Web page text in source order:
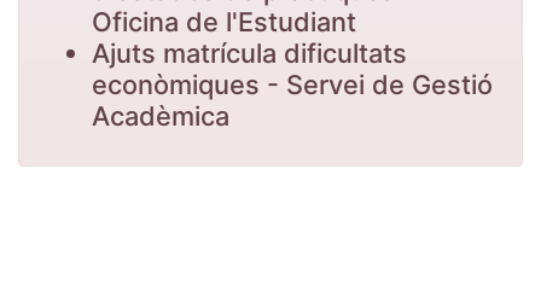
Oficina de l'Estudiant
Ajuts matrícula dificultats
econòmiques - Servei de Gestió
Acadèmica